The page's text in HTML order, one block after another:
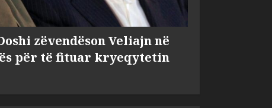
zëvendëson Veliajn në
për të fituar kryeqytetin